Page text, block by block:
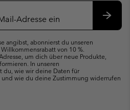
angibst, abonnierst du unseren
von 10 %.
um dich über neue Produkte,
In unseren
du, wie wir deine Daten für
wie du deine Zustimmung widerrufen